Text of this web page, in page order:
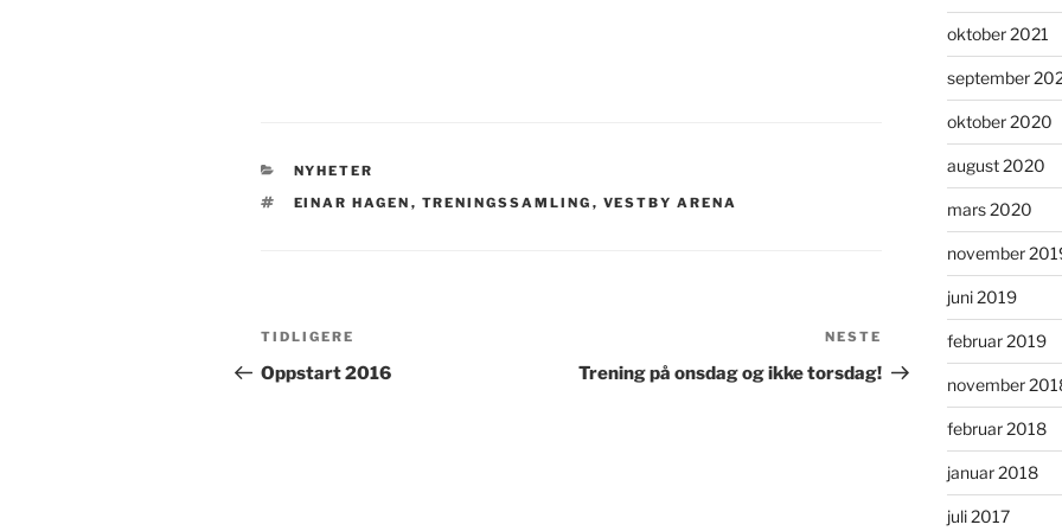
NYHETER
EINAR HAGEN , TRENINGSSAMLING , VESTBY ARENA
TIDLIGERE
Oppstart 2016
NESTE
Trening på onsdag og ikke torsdag!
oktober 2021
september
oktober 2020
august 2020
mars 2020
november
juni 2019
februar 2019
november
februar 2018
januar 2018
juli 2017